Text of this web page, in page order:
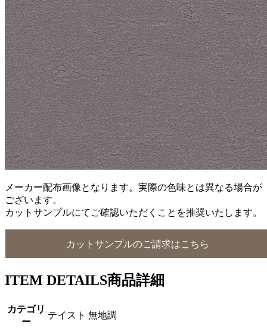
メーカー配布画像となります。実際の色味とは異なる場合が
ございます。
カットサンプルにてご確認いただくことを推奨いたします。
カットサンプルのご請求はこちら
ITEM DETAILS商品詳細
カテゴリ
ー
テイスト 無地調